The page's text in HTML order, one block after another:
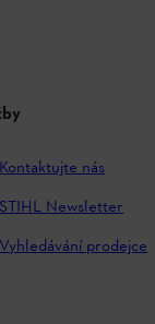
Kontaktujte nás
STIHL Newsletter
Vyhledávání prodejce